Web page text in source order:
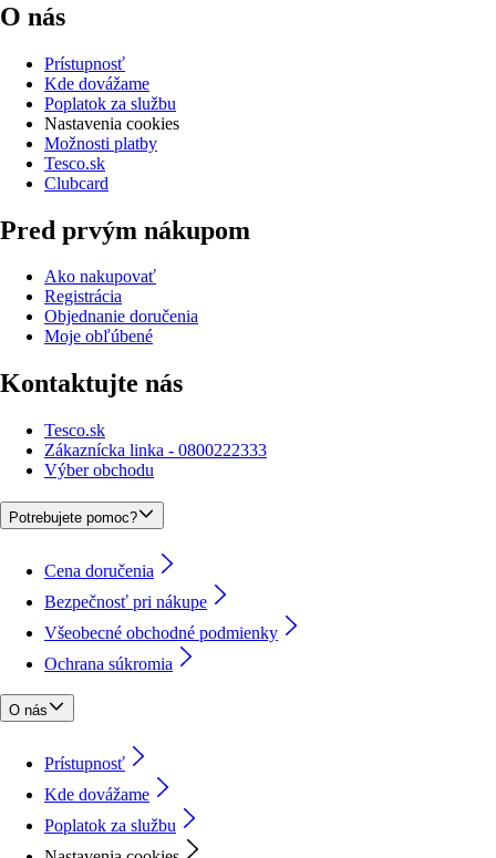
O nás
Prístupnosť
Kde dovážame
Poplatok za službu
Nastavenia cookies
Možnosti platby
Tesco.sk
Clubcard
Pred prvým nákupom
Ako nakupovať
Registrácia
Objednanie doručenia
Moje obľúbené
Kontaktujte nás
Tesco.sk
Zákaznícka linka - 0800222333
Výber obchodu
Potrebujete pomoc?
Cena doručenia
Bezpečnosť pri nákupe
Všeobecné obchodné podmienky
Ochrana súkromia
O nás
Prístupnosť
Kde dovážame
Poplatok za službu